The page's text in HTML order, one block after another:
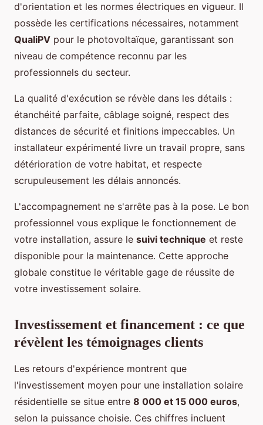
d'orientation et les normes électriques en vigueur. Il
possède les certifications nécessaires, notamment
QualiPV pour le photovoltaïque, garantissant son
niveau de compétence reconnu par les
professionnels du secteur.
La qualité d'exécution se révèle dans les détails :
étanchéité parfaite, câblage soigné, respect des
distances de sécurité et finitions impeccables. Un
installateur expérimenté livre un travail propre, sans
détérioration de votre habitat, et respecte
scrupuleusement les délais annoncés.
L'accompagnement ne s'arrête pas à la pose. Le bon
professionnel vous explique le fonctionnement de
votre installation, assure le suivi technique et reste
disponible pour la maintenance. Cette approche
globale constitue le véritable gage de réussite de
votre investissement solaire.
Investissement et financement : ce que
révèlent les témoignages clients
Les retours d'expérience montrent que
l'investissement moyen pour une installation solaire
résidentielle se situe entre 8 000 et 15 000 euros,
selon la puissance choisie. Ces chiffres incluent